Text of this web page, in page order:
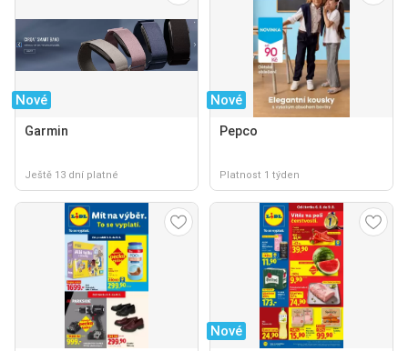
Nové
Garmin
Ještě 13 dní platné
Nové
Pepco
Platnost 1 týden
Nové